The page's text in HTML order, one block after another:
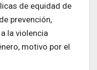
de equidad de
prevención,
la violencia
motivo por el